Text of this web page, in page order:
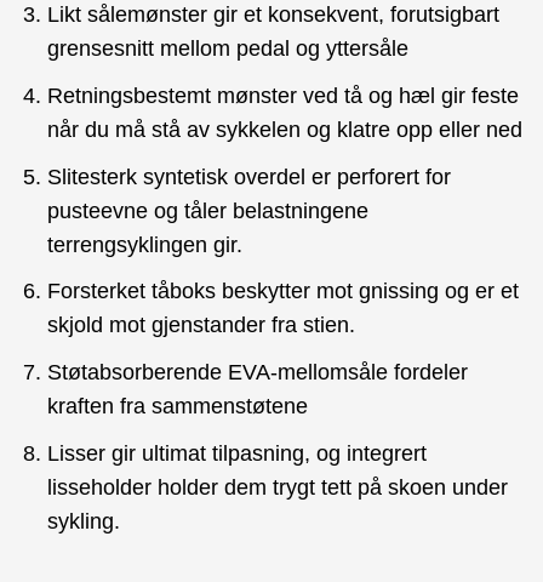
Likt sålemønster gir et konsekvent, forutsigbart
grensesnitt mellom pedal og yttersåle
Retningsbestemt mønster ved tå og hæl gir feste
når du må stå av sykkelen og klatre opp eller ned
Slitesterk syntetisk overdel er perforert for
pusteevne og tåler belastningene
terrengsyklingen gir.
Forsterket tåboks beskytter mot gnissing og er et
skjold mot gjenstander fra stien.
Støtabsorberende EVA-mellomsåle fordeler
kraften fra sammenstøtene
Lisser gir ultimat tilpasning, og integrert
lisseholder holder dem trygt tett på skoen under
sykling.